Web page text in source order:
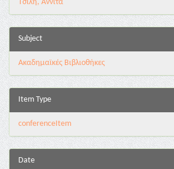
Τσίλη, Αννίτα
Subject
Ακαδημαϊκές Βιβλιοθήκες
Item Type
conferenceItem
Date